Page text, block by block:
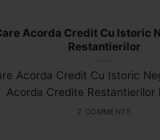
Acorda Credit Cu Istoric
Restantierilor
Acorda Credit Cu Istoric
Acorda Credite Restantierilor
2 COMMENTS